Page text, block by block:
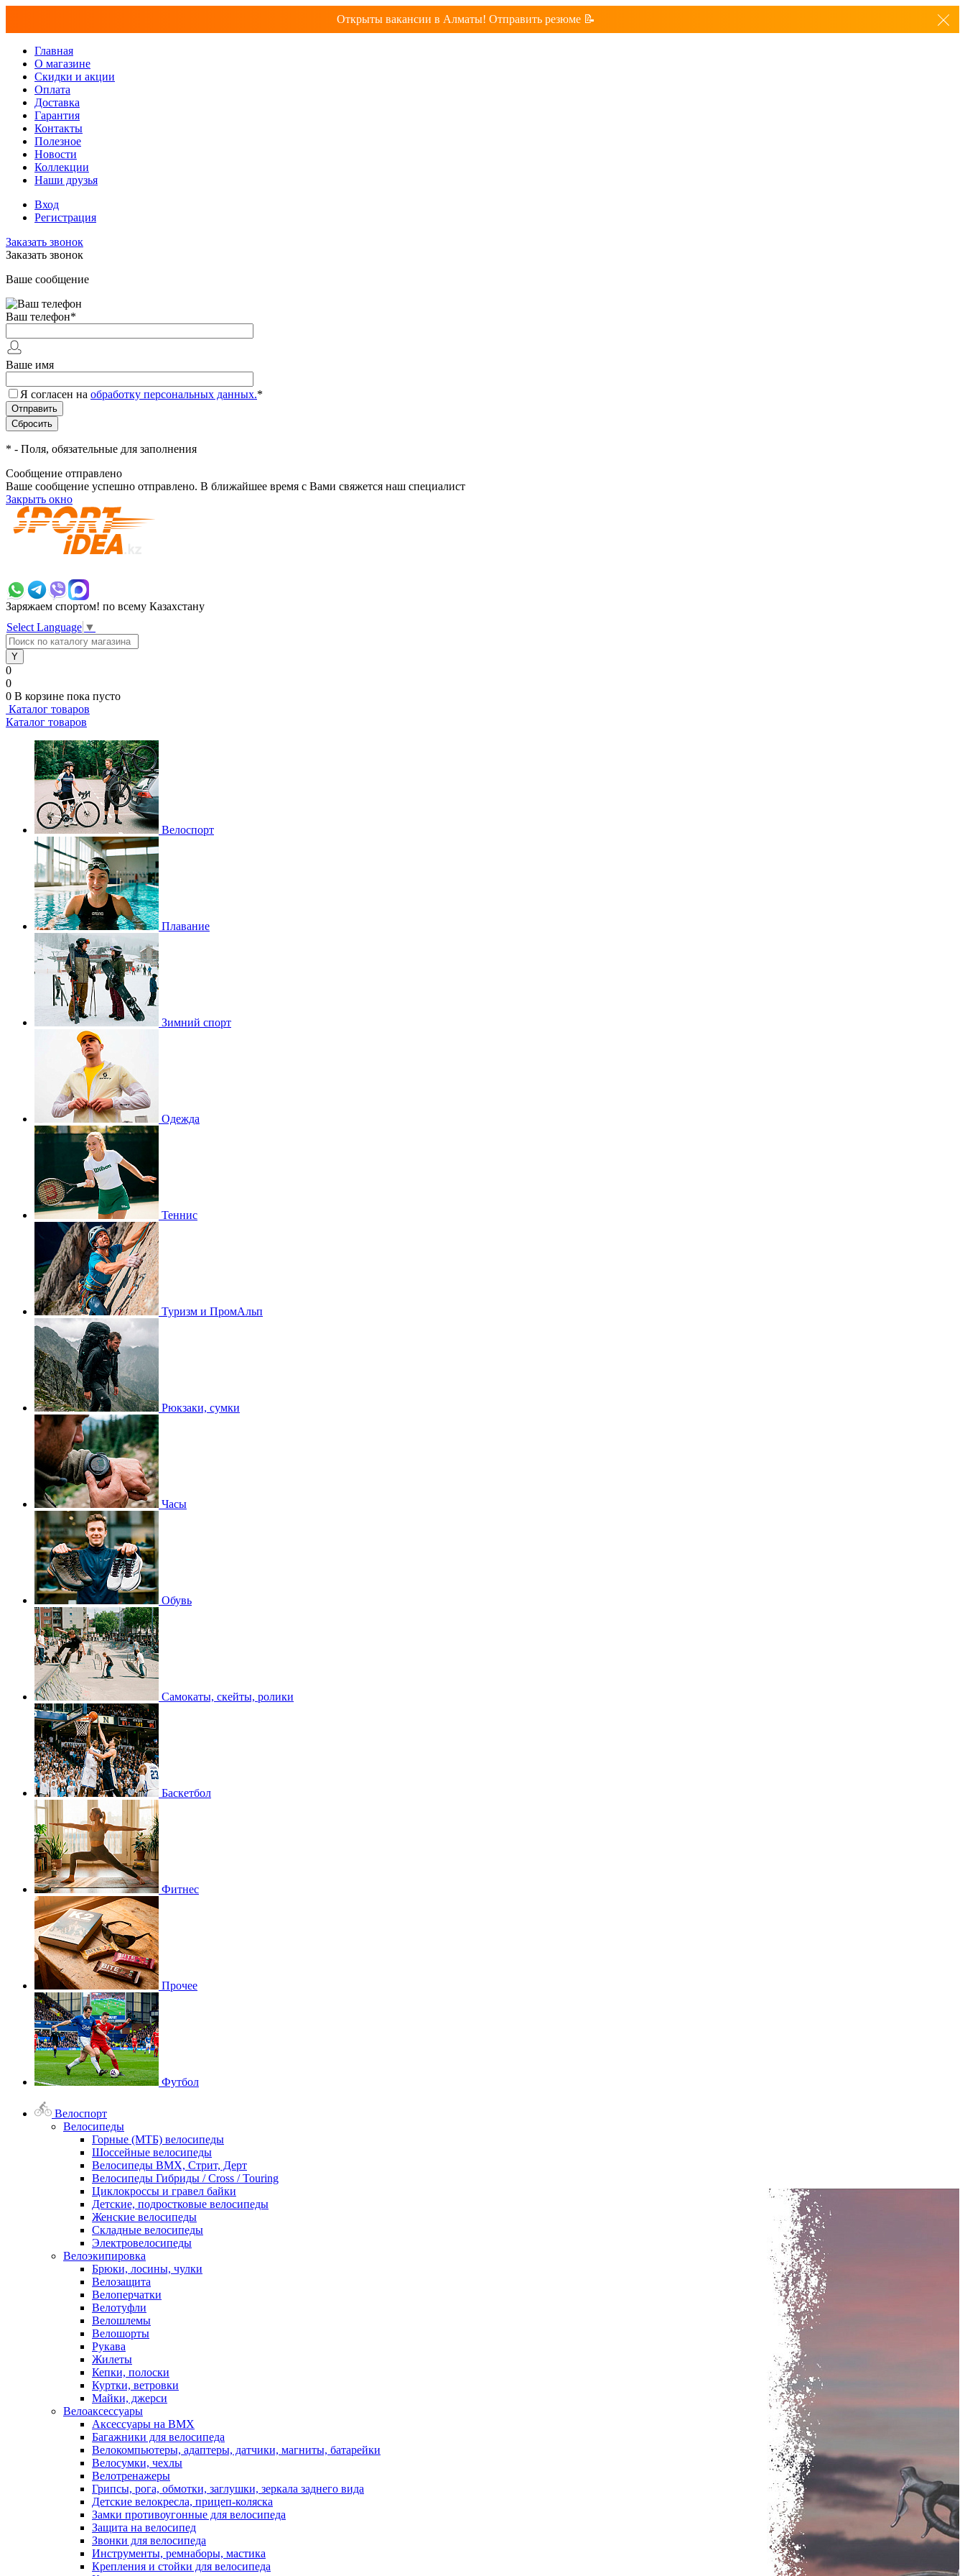
Открыты вакансии в Алматы! Отправить резюме 📝
Главная
О магазине
Скидки и акции
Оплата
Доставка
Гарантия
Контакты
Полезное
Новости
Коллекции
Наши друзья
Вход
Регистрация
Заказать звонок
Заказать звонок
Ваше сообщение
Ваш телефон*
Ваше имя
Я согласен на обработку персональных данных.*
* - Поля, обязательные для заполнения
Сообщение отправлено
Ваше сообщение успешно отправлено. В ближайшее время с Вами свяжется наш специалист
Закрыть окно
Заряжаем спортом! по всему Казахстану
Select Language ▼
0
0
0 В корзине пока пусто
Каталог товаров
Каталог товаров
Велоспорт
Плавание
Зимний спорт
Одежда
Теннис
Туризм и ПромАльп
Рюкзаки, сумки
Часы
Обувь
Самокаты, скейты, ролики
Баскетбол
Фитнес
Прочее
Футбол
Велоспорт
Велосипеды
Горные (МТБ) велосипеды
Шоссейные велосипеды
Велосипеды BMX, Стрит, Дерт
Велосипеды Гибриды / Cross / Touring
Циклокроссы и гравел байки
Детские, подростковые велосипеды
Женские велосипеды
Складные велосипеды
Электровелосипеды
Велоэкипировка
Брюки, лосины, чулки
Велозащита
Велоперчатки
Велотуфли
Велошлемы
Велошорты
Рукава
Жилеты
Кепки, полоски
Куртки, ветровки
Майки, джерси
Велоаксессуары
Аксессуары на BMX
Багажники для велосипеда
Велокомпьютеры, адаптеры, датчики, магниты, батарейки
Велосумки, чехлы
Велотренажеры
Грипсы, рога, обмотки, заглушки, зеркала заднего вида
Детские велокресла, прицеп-коляска
Замки противоугонные для велосипеда
Защита на велосипед
Звонки для велосипеда
Инструменты, ремнаборы, мастика
Крепления и стойки для велосипеда